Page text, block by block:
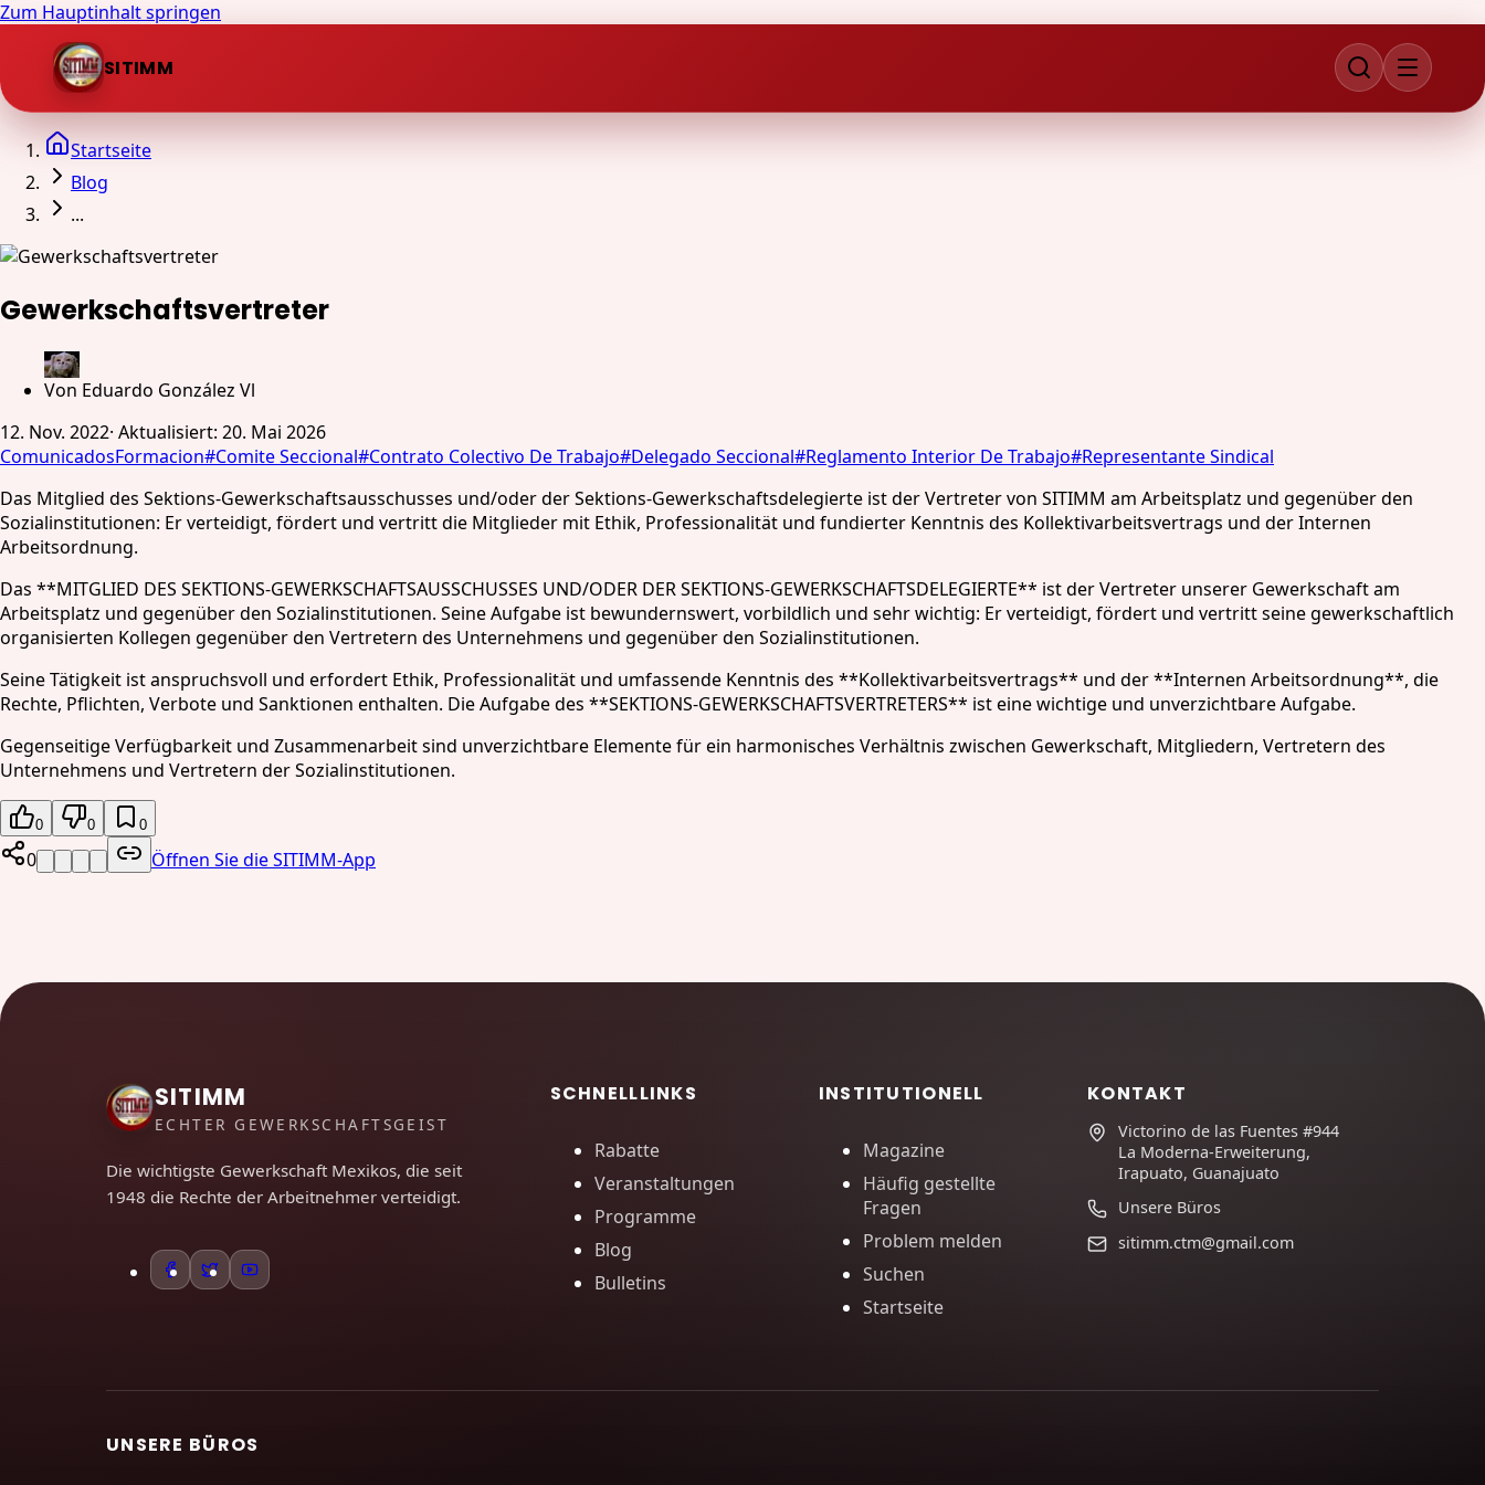
Zum Hauptinhalt springen
SITIMM
Startseite
Blog
...
Gewerkschaftsvertreter
Von Eduardo González Vl
12. Nov. 2022· Aktualisiert: 20. Mai 2026
ComunicadosFormacion#Comite Seccional#Contrato Colectivo De Trabajo#Delegado Seccional#Reglamento Interior De Trabajo#Representante Sindical
Das Mitglied des Sektions-Gewerkschaftsausschusses und/oder der Sektions-Gewerkschaftsdelegierte ist der Vertreter von SITIMM am Arbeitsplatz und gegenüber den
Sozialinstitutionen: Er verteidigt, fördert und vertritt die Mitglieder mit Ethik, Professionalität und fundierter Kenntnis des Kollektivarbeitsvertrags und der Internen
Arbeitsordnung.
Das **MITGLIED DES SEKTIONS-GEWERKSCHAFTSAUSSCHUSSES UND/ODER DER SEKTIONS-GEWERKSCHAFTSDELEGIERTE** ist der Vertreter unserer Gewerkschaft am
Arbeitsplatz und gegenüber den Sozialinstitutionen. Seine Aufgabe ist bewundernswert, vorbildlich und sehr wichtig: Er verteidigt, fördert und vertritt seine gewerkschaftlich
organisierten Kollegen gegenüber den Vertretern des Unternehmens und gegenüber den Sozialinstitutionen.
Seine Tätigkeit ist anspruchsvoll und erfordert Ethik, Professionalität und umfassende Kenntnis des **Kollektivarbeitsvertrags** und der **Internen Arbeitsordnung**, die
Rechte, Pflichten, Verbote und Sanktionen enthalten. Die Aufgabe des **SEKTIONS-GEWERKSCHAFTSVERTRETERS** ist eine wichtige und unverzichtbare Aufgabe.
Gegenseitige Verfügbarkeit und Zusammenarbeit sind unverzichtbare Elemente für ein harmonisches Verhältnis zwischen Gewerkschaft, Mitgliedern, Vertretern des
Unternehmens und Vertretern der Sozialinstitutionen.
0 0 0
0 Öffnen Sie die SITIMM-App
SITIMM
ECHTER GEWERKSCHAFTSGEIST
Die wichtigste Gewerkschaft Mexikos, die seit
1948 die Rechte der Arbeitnehmer verteidigt.
SCHNELLLINKS
Rabatte
Veranstaltungen
Programme
Blog
Bulletins
INSTITUTIONELL
Magazine
Häufig gestellte
Fragen
Problem melden
Suchen
Startseite
KONTAKT
Victorino de las Fuentes #944
La Moderna-Erweiterung,
Irapuato, Guanajuato
Unsere Büros
sitimm.ctm@gmail.com
UNSERE BÜROS